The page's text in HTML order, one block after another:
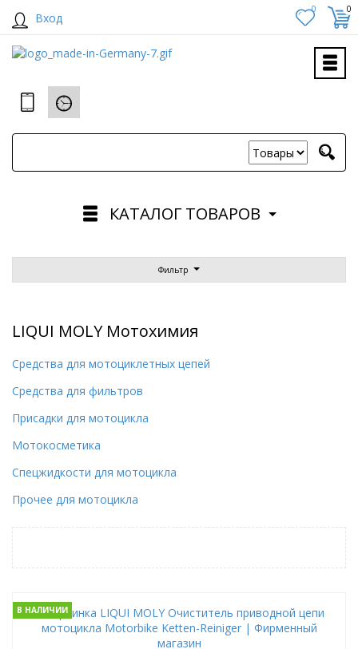
Вход
0 0
КАТАЛОГ ТОВАРОВ
Фильтр
LIQUI MOLY Мотохимия
Средства для мотоциклетных цепей
Средства для фильтров
Присадки для мотоцикла
Мотокосметика
Спецжидкости для мотоцикла
Прочее для мотоцикла
В НАЛИЧИИ